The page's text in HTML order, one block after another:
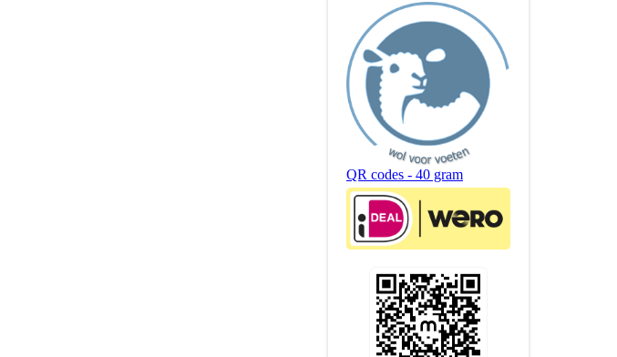
QR codes - 40 gram